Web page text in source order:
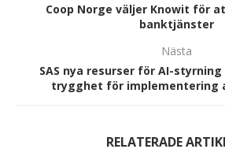
Coop Norge väljer Knowit för
banktjänster
Nästa
SAS nya resurser för AI-
trygghet för implementering
RELATERADE